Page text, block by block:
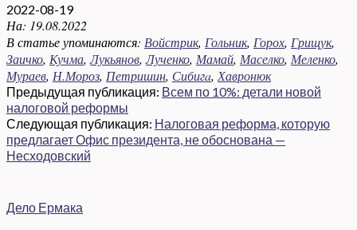
2022-08-19
На: 19.08.2022
В статье упоминаются: Войстрик, Гольник, Горох, Грищук,
Заичко, Кучма,Лукьянов,Лученко, Мамай, Маселко, Меленко,
Мураев, Н.Мороз, Петришин, Сибигa, Хавронюк
Предыдущая публикация: Всем по 10%: детали новой
налоговой реформы
Следующая публикация: Налоговая реформа, которую
предлагает Офис президента, не обоснована —
Несходовский
Дело Ермака